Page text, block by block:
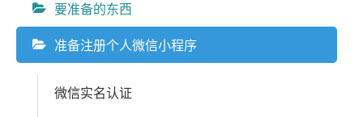
要准备的东西
准备注册个人微信小程序
微信实名认证